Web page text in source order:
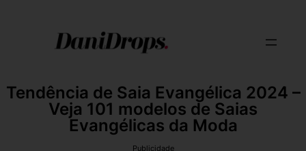
Tendência de Saia Evangélica 2024 –
Veja 101 modelos de Saias
Evangélicas da Moda
Publicidade